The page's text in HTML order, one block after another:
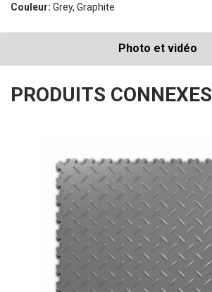
Couleur: Grey, Graphite
Photo et vidéo
PRODUITS CONNEXES